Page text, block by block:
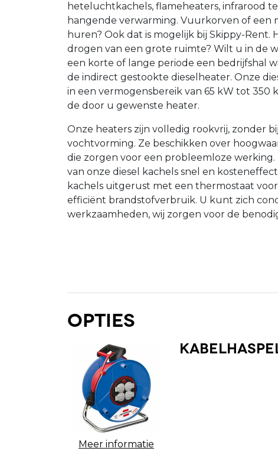
heteluchtkachels, flameheaters, infrarood
hangende verwarming. Vuurkorven of een
huren? Ook dat is mogelijk bij Skippy-Rent.
drogen van een grote ruimte? Wilt u in de
een korte of lange periode een bedrijfshal
de indirect gestookte dieselheater. Onze
in een vermogensbereik van 65 kW tot 350
de door u gewenste heater.
Onze heaters zijn volledig rookvrij, zonder
vochtvorming. Ze beschikken over
die zorgen voor een probleemloze
van onze diesel kachels snel en
kachels uitgerust met een thermostaat
efficiënt brandstofverbruik. U kunt zich
werkzaamheden, wij zorgen voor de
Opties
Meer informatie